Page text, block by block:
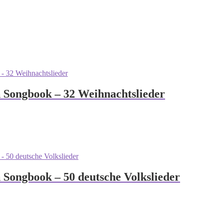
– 32 Weihnachtslieder
– 50 deutsche Volkslieder